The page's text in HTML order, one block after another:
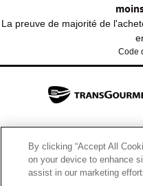
La preuve de majorité de
Code
By clicking “Accept All
on your device to enhance
assist in our marketing